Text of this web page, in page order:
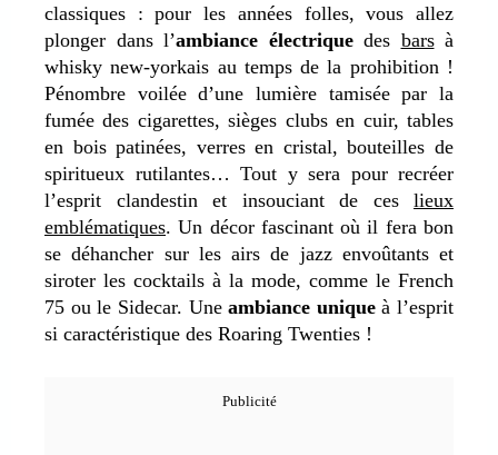
classiques : pour les années folles, vous allez
plonger dans l’ambiance électriquedes barsà
whisky new-yorkais au temps de la prohibition !
Pénombre voilée d’une lumière tamisée par la
fumée des cigarettes, sièges clubs en cuir, tables
en bois patinées, verres en cristal, bouteilles de
spiritueux rutilantes… Tout y sera pour recréer
l’esprit clandestin et insouciant de ces lieux
emblématiques. Un décor fascinant où il fera bon
se déhancher sur les airs de jazz envoûtants et
siroter les cocktails à la mode, comme le French
75 ou le Sidecar. Uneambiance uniqueà l’esprit
si caractéristique des Roaring Twenties !